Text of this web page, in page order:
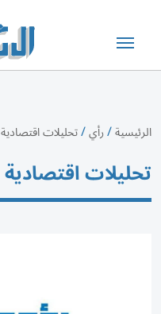
الرئيسية/رأي/تحليلات اقتصادية
تحليلات اقتصادية